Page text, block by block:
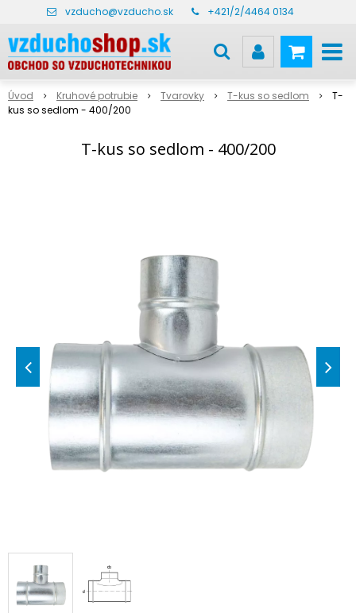
vzducho@vzducho.sk +421/2/4464 0134
Úvod Kruhové potrubie Tvarovky T-kus so sedlom
T-
kus so sedlom - 400/200
T-kus so sedlom - 400/200